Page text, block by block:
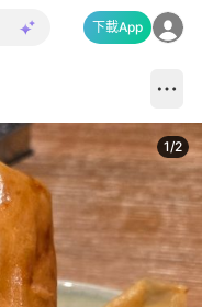
下載App
1/2